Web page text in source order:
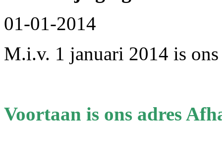
01-01-2014
M.i.v. 1 januari 2014 is
Voortaan is ons adres